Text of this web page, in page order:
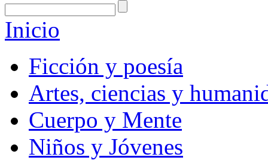
Inicio
Ficción y poesía
Artes, ciencias y
Cuerpo y Mente
Niños y Jóvenes